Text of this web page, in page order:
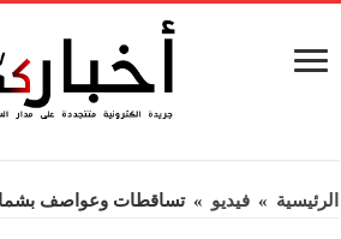
الرئيسية » فيديو » تساقطات وعواصف